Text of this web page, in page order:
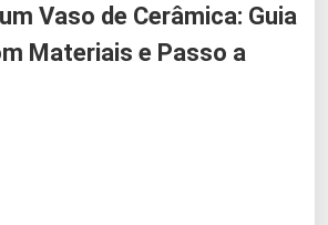
Vaso de Cerâmica: Guia
Materiais e Passo a